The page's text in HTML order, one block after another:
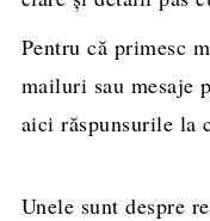
Pentru că primesc
mailuri sau mesaje
aici răspunsurile la
Unele sunt despre